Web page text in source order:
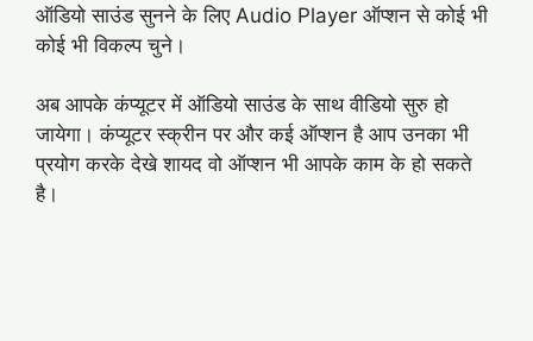
ऑडियो साउंड सुनने के लिए Audio Player ऑप्शन से कोई भी
कोई भी विकल्प चुने।
अब आपके कंप्यूटर में ऑडियो साउंड के साथ वीडियो सुरु हो
जायेगा। कंप्यूटर स्क्रीन पर और कई ऑप्शन है आप उनका भी
प्रयोग करके देखे शायद वो ऑप्शन भी आपके काम के हो सकते
है।